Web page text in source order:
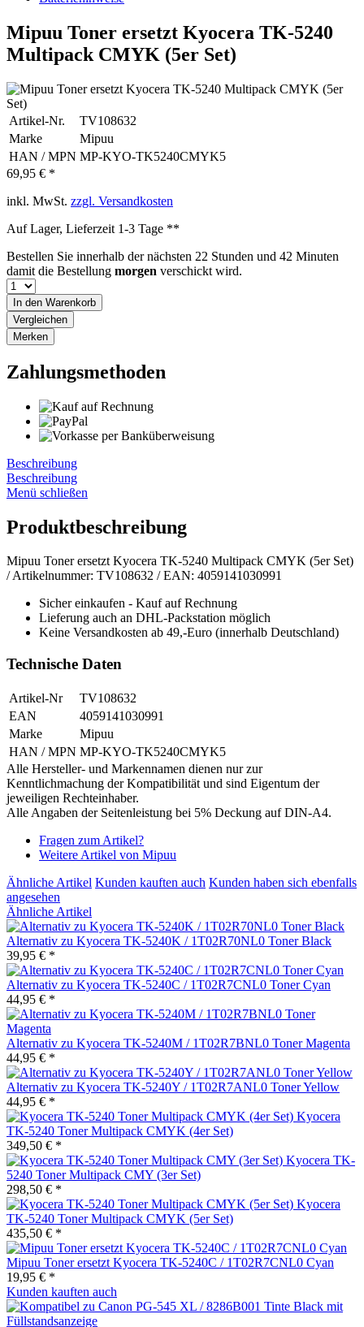
Mipuu Toner ersetzt Kyocera TK-5240
Multipack CMYK (5er Set)
Artikel-Nr.
TV108632
Marke
Mipuu
HAN / MPN MP-KYO-TK5240CMYK5
69,95 € *
inkl. MwSt. zzgl. Versandkosten
Auf Lager, Lieferzeit 1-3 Tage **
Bestellen Sie innerhalb der nächsten 22 Stunden und 42 Minuten
damit die Bestellung morgen verschickt wird.
In den Warenkorb
Vergleichen
Merken
Zahlungsmethoden
Beschreibung
Beschreibung
Menü schließen
Produktbeschreibung
Mipuu Toner ersetzt Kyocera TK-5240 Multipack CMYK (5er Set)
/ Artikelnummer: TV108632 / EAN: 4059141030991
Sicher einkaufen - Kauf auf Rechnung
Lieferung auch an DHL-Packstation möglich
Keine Versandkosten ab 49,-Euro (innerhalb Deutschland)
Technische Daten
Artikel-Nr
TV108632
EAN
4059141030991
Marke
Mipuu
HAN / MPN MP-KYO-TK5240CMYK5
Alle Hersteller- und Markennamen dienen nur zur
Kenntlichmachung der Kompatibilität und sind Eigentum der
jeweiligen Rechteinhaber.
Alle Angaben der Seitenleistung bei 5% Deckung auf DIN-A4.
Fragen zum Artikel?
Weitere Artikel von Mipuu
Ähnliche Artikel Kunden kauften auch Kunden haben sich ebenfalls
angesehen
Ähnliche Artikel
Alternativ zu Kyocera TK-5240K / 1T02R70NL0 Toner Black
39,95 € *
Alternativ zu Kyocera TK-5240C / 1T02R7CNL0 Toner Cyan
44,95 € *
Alternativ zu Kyocera TK-5240M / 1T02R7BNL0 Toner Magenta
44,95 € *
Alternativ zu Kyocera TK-5240Y / 1T02R7ANL0 Toner Yellow
44,95 € *
Kyocera
TK-5240 Toner Multipack CMYK (4er Set)
349,50 € *
Kyocera TK-
5240 Toner Multipack CMY (3er Set)
298,50 € *
Kyocera
TK-5240 Toner Multipack CMYK (5er Set)
435,50 € *
Mipuu Toner ersetzt Kyocera TK-5240C / 1T02R7CNL0 Cyan
19,95 € *
Kunden kauften auch